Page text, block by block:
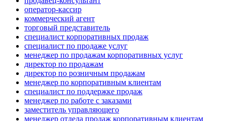
оператор-кассир
коммерческий агент
торговый представитель
специалист корпоративных продаж
специалист по продаже услуг
менеджер по продажам корпоративных услуг
директор по продажам
директор по розничным продажам
менеджер по корпоративным клиентам
специалист по поддержке продаж
менеджер по работе с заказами
заместитель управляющего
менеджер отдела продаж корпоративным клиентам